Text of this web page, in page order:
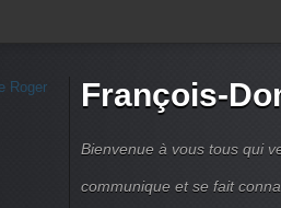
François-
Bienvenue à vous tous qui
communique et se fait